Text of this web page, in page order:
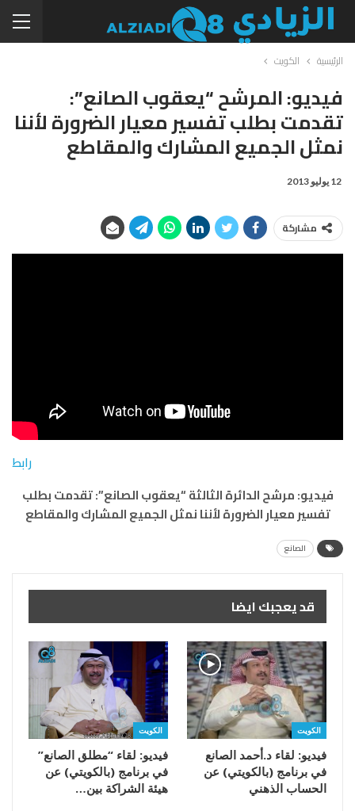
الرئيسية الكويت
فيديو: المرشح “يعقوب الصانع”:
تقدمت بطلب تفسير معيار الضرورة لأننا
نمثل الجميع المشارك والمقاطع
12 يوليو 2013
مشاركة
رابط
فيديو: مرشح الدائرة الثالثة “يعقوب الصانع”: تقدمت بطلب
تفسير معيار الضرورة لأننا نمثل الجميع المشارك والمقاطع
الصانع
قد يعجبك ايضا
الكويت
فيديو: لقاء د.أحمد الصانع
في برنامج (بالكويتي) عن
الحساب الذهني
الكويت
فيديو: لقاء “مطلق الصانع”
في برنامج (بالكويتي) عن
هيئة الشراكة بين…